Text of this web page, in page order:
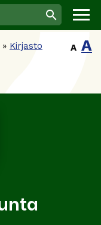
» Kirjasto
A A